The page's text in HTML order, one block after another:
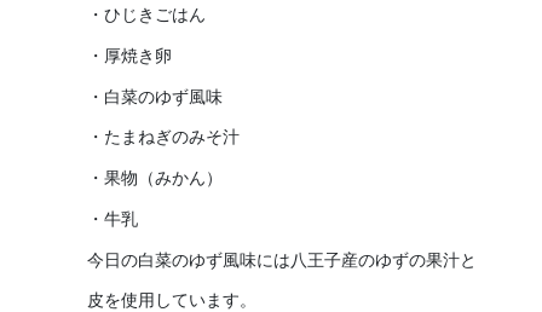
・ひじきごはん
・厚焼き卵
・白菜のゆず風味
・たまねぎのみそ汁
・果物（みかん）
・牛乳
今日の白菜のゆず風味には八王子産のゆずの果汁と
皮を使用しています。